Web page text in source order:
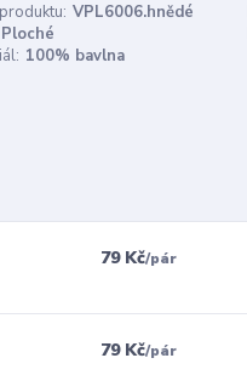
VPL6006.hnědé
Ploché
100% bavlna
79 Kč/pár
79 Kč/pár